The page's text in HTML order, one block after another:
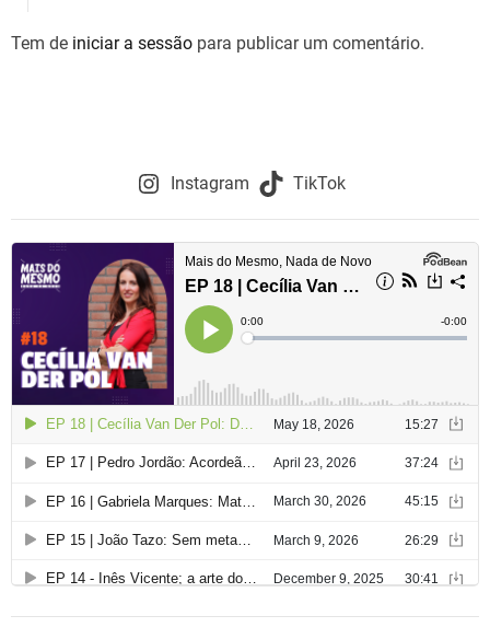
Tem de iniciar a sessão para publicar um comentário.
Instagram TikTok